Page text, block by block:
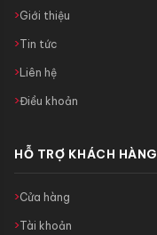
Giới thiệu
Tin tức
Liên hệ
Điều khoản
HỖ TRỢ KHÁCH HÀNG
Cửa hàng
Tài khoản